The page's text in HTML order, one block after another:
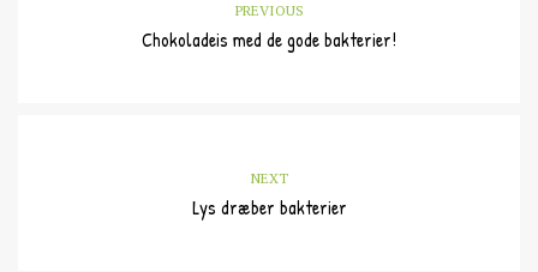
PREVIOUS
Chokoladeis med de gode bakterier!
NEXT
Lys dræber bakterier